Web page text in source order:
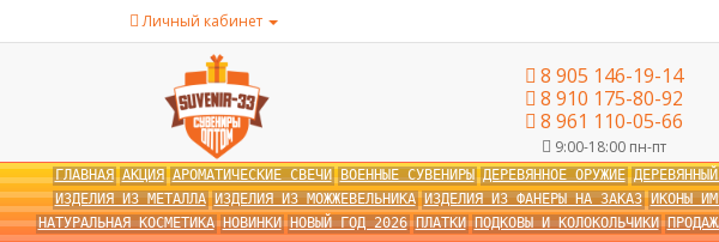
Личный кабинет
8 905 146-19-14
8 910 175-80-92
8 961 110-05-66
9:00-18:00 пн-пт
ГЛАВНАЯ АКЦИЯ АРОМАТИЧЕСКИЕ СВЕЧИ ВОЕННЫЕ СУВЕНИРЫ ДЕРЕВЯННОЕ ОРУЖИЕ
ИЗДЕЛИЯ ИЗ МЕТАЛЛА ИЗДЕЛИЯ ИЗ МОЖЖЕВЕЛЬНИКА ИЗДЕЛИЯ ИЗ ФАНЕРЫ НА ЗАКАЗ ИКОНЫ
НАТУРАЛЬНАЯ КОСМЕТИКА НОВИНКИ НОВЫЙ ГОД 2026 ПЛАТКИ ПОДКОВЫ И КОЛОКОЛЬЧИКИ